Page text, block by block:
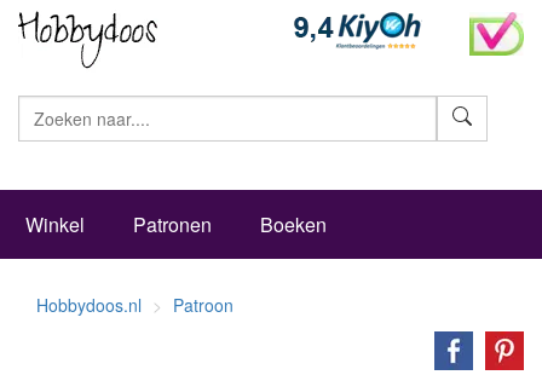
Winkel Patronen Boeken
Hobbydoos.nl Patroon